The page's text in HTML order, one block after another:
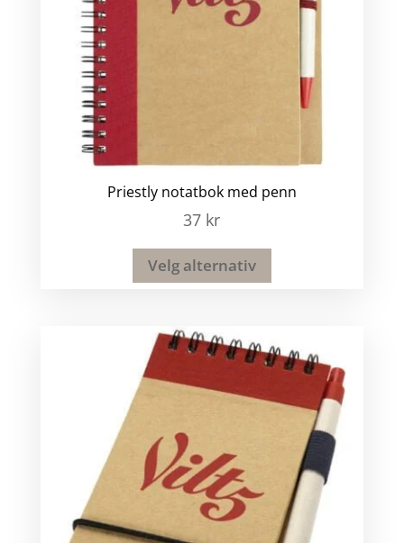
Priestly notatbok med penn
37 kr
Velg alternativ